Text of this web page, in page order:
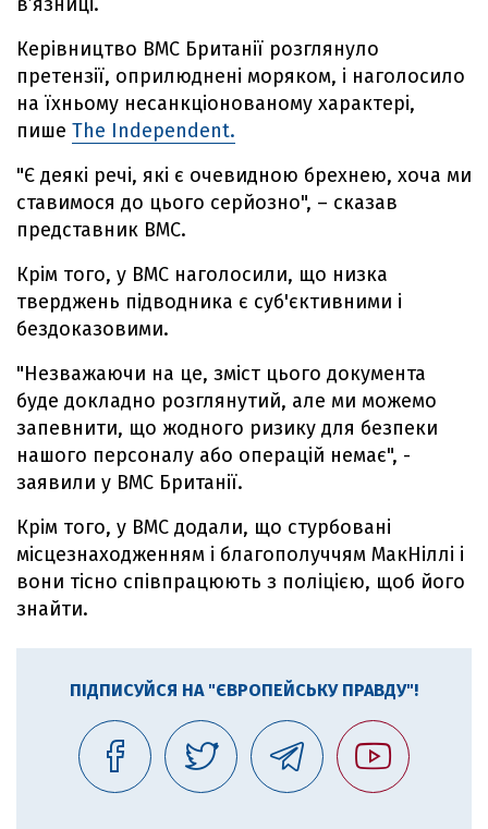
Керівництво ВМС Британії розглянуло
претензії, оприлюднені моряком, і наголосило
на їхньому несанкціонованому характері,
пише The Independent.
"Є деякі речі, які є очевидною брехнею, хоча ми
ставимося до цього серйозно", – сказав
представник ВМС.
Крім того, у ВМС наголосили, що низка
тверджень підводника є суб'єктивними і
бездоказовими.
"Незважаючи на це, зміст цього документа
буде докладно розглянутий, але ми можемо
запевнити, що жодного ризику для безпеки
нашого персоналу або операцій немає", -
заявили у ВМС Британії.
Крім того, у ВМС додали, що стурбовані
місцезнаходженням і благополуччям МакНіллі і
вони тісно співпрацюють з поліцією, щоб його
знайти.
ПІДПИСУЙСЯ НА "ЄВРОПЕЙСЬКУ ПРАВДУ"!